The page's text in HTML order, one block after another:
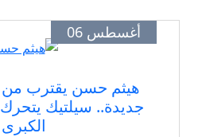
أغسطس 06
هيثم حسن يقترب من
جديدة.. سيلتيك
الكبرى